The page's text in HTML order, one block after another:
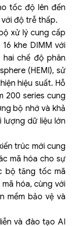
tốc độ lên đến
với độ trễ thấp.
xử lý cung cấp
khe DIMM với
chế độ phân
(HEMI), sử
hiệu suất. Hỗ
200 series cung
bộ nhớ và khả
lượng dữ liệu lớn
trúc mới cung
mã hóa cho sự
bộ tăng tốc mã
hóa, cùng với
mềm bảo vệ và
và đào tạo AI